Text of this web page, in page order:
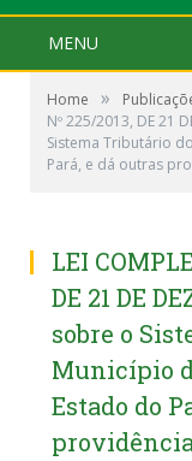
MENU
Home »
Nº 225/2013, DE 21
Sistema Tributário
Pará, e dá outras
LEI
DE 21 DE
sobre o
Município
Estado do